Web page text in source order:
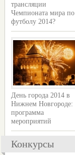
трансляции
Чемпионата мира по
футболу 2014?
День города 2014 в
Нижнем Новгороде:
программа
мероприятий
Конкурсы